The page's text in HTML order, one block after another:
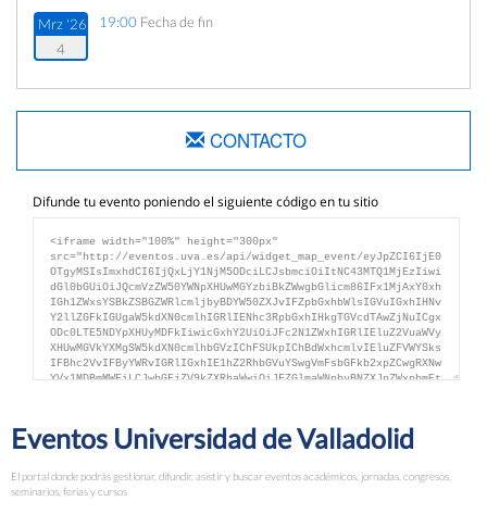
Mrz '26
4
19:00 Fecha de fin
CONTACTO
Difunde tu evento poniendo el siguiente código en tu sitio
Eventos Universidad de Valladolid
El portal donde podrás gestionar, difundir, asistir y buscar eventos académicos, jornadas, congresos,
seminarios, ferias y cursos